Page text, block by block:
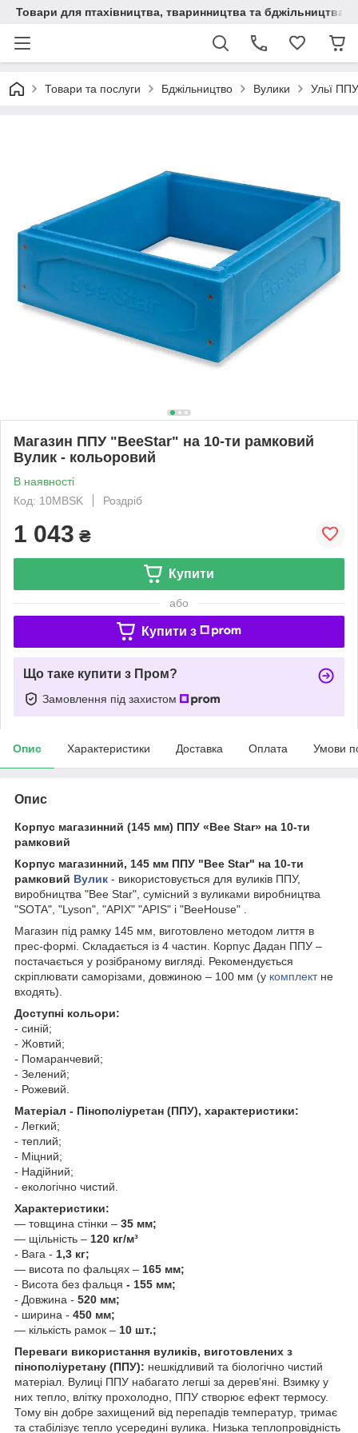
Товари для птахівництва, тваринництва та бджільництва
Товари та послуги Бджільництво Вулики Ульї
Магазин ППУ "BeeStar" на 10-ти рамковий
Вулик - кольоровий
В наявності
Код: 10MBSK
Роздріб
1 043 ₴
Купити
або
Купити з
Що таке купити з Пром?
Замовлення під захистом
Опис Характеристики Доставка Оплата Умови
Опис
Корпус магазинний (145 мм) ППУ «Bee Star» на 10-ти
рамковий
Корпус магазинний, 145 мм ППУ "Bee Star" на 10-ти
рамковий Вулик - використовується для вуликів ППУ,
виробництва "Bee Star", сумісний з вуликами виробництва
"SOTA", "Lyson", "APIX" "APIS" і "BeeHouse" .
Магазин під рамку 145 мм, виготовлено методом лиття в
прес-формі. Складається із 4 частин. Корпус Дадан ППУ –
постачається у розібраному вигляді. Рекомендується
скріплювати саморізами, довжиною – 100 мм (у комплектне
входять).
Доступні кольори:
- синій;
- Жовтий;
- Помаранчевий;
- Зелений;
- Рожевий.
Матеріал - Пінополіуретан (ППУ), характеристики:
- Легкий;
- теплий;
- Міцний;
- Надійний;
- екологічно чистий.
Характеристики:
— товщина стінки – 35 мм;
— щільність – 120 кг/м³
- Вага - 1,3 кг;
— висота по фальцях – 165 мм;
- Висота без фальця - 155 мм;
- Довжина - 520 мм;
- ширина - 450 мм;
— кількість рамок – 10 шт.;
Переваги використання вуликів, виготовлених з
пінополіуретану (ППУ): нешкідливий та біологічно чистий
матеріал. Вулиці ППУ набагато легші за дерев'яні. Взимку у
них тепло, влітку прохолодно, ППУ створює ефект термосу.
Тому він добре захищений від перепадів температур, тримає
та стабілізує тепло усередині вулика. Низька теплопровідність